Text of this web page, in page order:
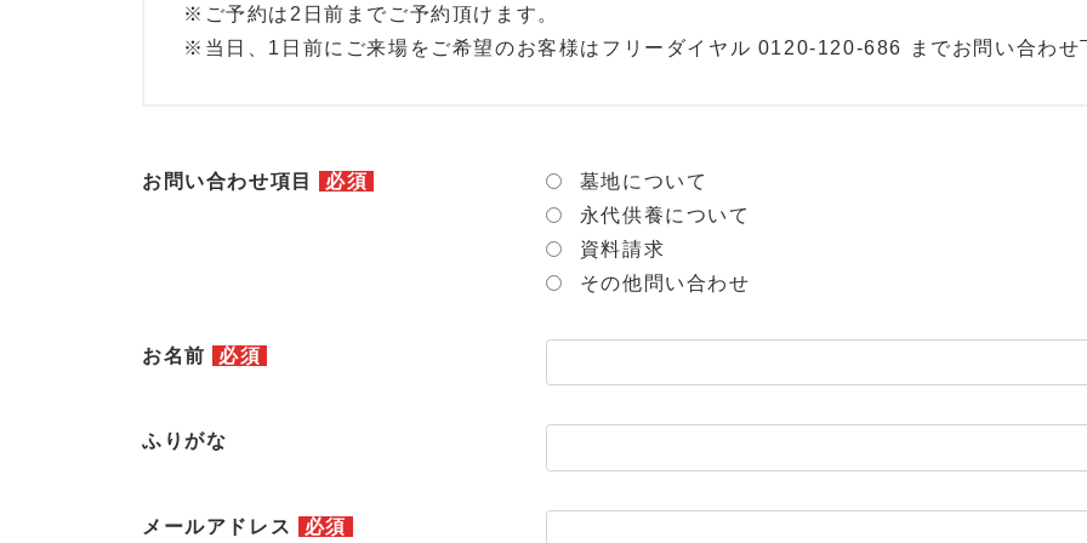
※ご予約は2日前までご予約頂けます。
※当日、1日前にご来場をご希望のお客様はフリーダイヤル 0120-120-686 までお問い合わせ
お問い合わせ項目 必須
墓地について
永代供養について
資料請求
その他問い合わせ
お名前 必須
ふりがな
メールアドレス 必須